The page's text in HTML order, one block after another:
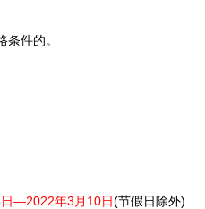
件的。
—2022年3月10日(节假日除外)